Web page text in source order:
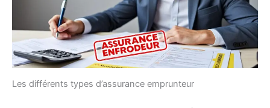
Les différents types d’assurance emprunteur